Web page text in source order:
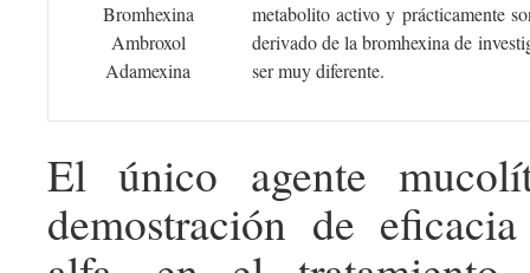
Bromhexina
Ambroxol
Adamexina
metabolito activo y prácticamente
derivado de la bromhexina de
ser muy diferente.
El único agente
demostración de